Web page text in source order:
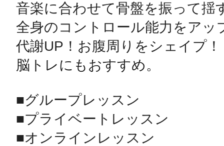
音楽に合わせて骨盤を振って揺
全身のコントロール能力をアッ
代謝UP！お腹周りをシェイプ！
脳トレにもおすすめ。
■グループレッスン
■プライベートレッスン
■オンラインレッスン